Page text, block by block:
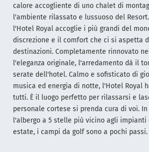
calore accogliente di uno chalet di
l'ambiente rilassato e lussuoso del
l'Hotel Royal accoglie i più grandi del
discrezione e il comfort che ci si aspetta
destinazioni. Completamente rinnovato
l'eleganza originale, l'arredamento dà il
serate dell'hotel. Calmo e sofisticato di
musica ed energia di notte, l'Hotel Royal
tutti. È il luogo perfetto per rilassarsi e
personale cortese si prenda cura di voi.
l'albergo a 5 stelle più vicino agli impianti
estate, i campi da golf sono a pochi passi.